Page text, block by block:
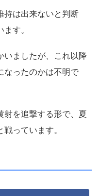
持は出来ないと判断
す。
いましたが、これ以降
なったのかは不明で
射を追撃する形で、夏
戦っています。